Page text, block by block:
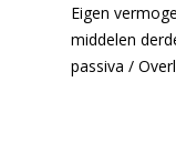
Eigen
middelen
passiva /